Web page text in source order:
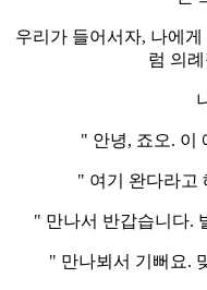
우리가 들어서자, 나에
럼 의
" 안녕, 죠오. 이
" 여기 완다라고
" 만나서 반갑습니다.
" 만나뵈서 기뻐요.